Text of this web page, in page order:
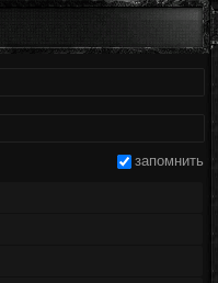
запомнить